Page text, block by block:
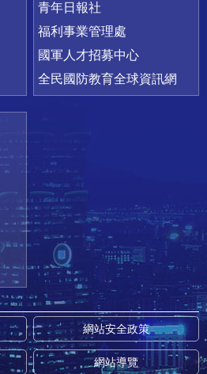
青年日報社
福利事業管理處
國軍人才招募中心
全民國防教育全球資訊網
網站安全政策
網站導覽